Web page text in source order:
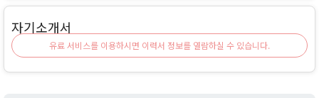
자기소개서
유료 서비스를 이용하시면 이력서 정보를 열람하실 수 있습니다.